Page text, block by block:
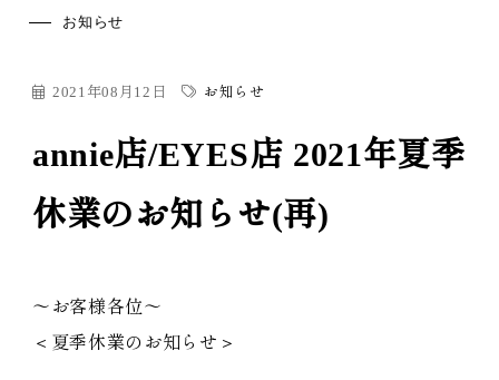
お知らせ
2021年08月12日 お知らせ
annie店/EYES店 2021年夏季
休業のお知らせ(再)
〜お客様各位〜
＜夏季休業のお知らせ＞